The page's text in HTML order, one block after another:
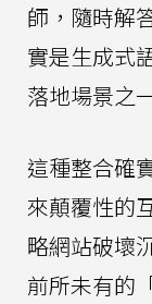
師，隨時解
實是生成式
落地場景之
這種整合確
來顛覆性的
略網站破壞
前所未有的